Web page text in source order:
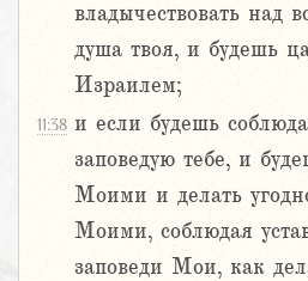
владычествовать над
душа твоя, и будешь
Израилем;
11:38 и если будешь
заповедую тебе, и
Моими и делать
Моими, соблюдая
заповеди Мои, как